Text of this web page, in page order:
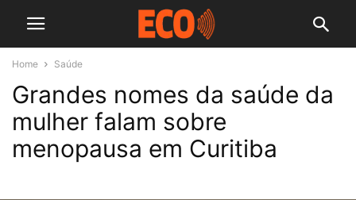
Home Saúde
Grandes nomes da saúde da
mulher falam sobre
menopausa em Curitiba